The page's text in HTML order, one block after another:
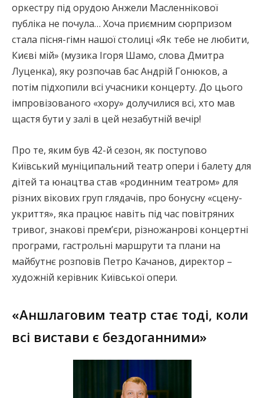
оркестру під орудою Анжели Масленнікової
публіка не почула… Хоча приємним сюрпризом
стала пісня-гімн нашої столиці «Як тебе не любити,
Києві мій» (музика Ігоря Шамо, слова Дмитра
Луценка), яку розпочав бас Андрій Гонюков, а
потім підхопили всі учасники концерту. До цього
імпровізованого «хору» долучилися всі, хто мав
щастя бути у залі в цей незабутній вечір!
Про те, яким був 42-й сезон, як поступово
Київський муніципальний театр опери і балету для
дітей та юнацтва став «родинним театром» для
різних вікових груп глядачів, про бонусну «сцену-
укриття», яка працює навіть під час повітряних
тривог, знакові прем’єри, різножанрові концертні
програми, гастрольні маршрути та плани на
майбутнє розповів Петро Качанов, директор –
художній керівник Київської опери.
«Аншлаговим театр стає тоді, коли
всі вистави є бездоганними»